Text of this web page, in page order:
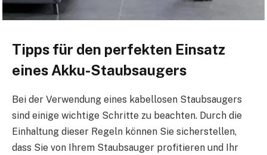
Tipps für den perfekten Einsatz
eines Akku-Staubsaugers
Bei der Verwendung eines kabellosen Staubsaugers
sind einige wichtige Schritte zu beachten. Durch die
Einhaltung dieser Regeln können Sie sicherstellen,
dass Sie von Ihrem Staubsauger profitieren und Ihr